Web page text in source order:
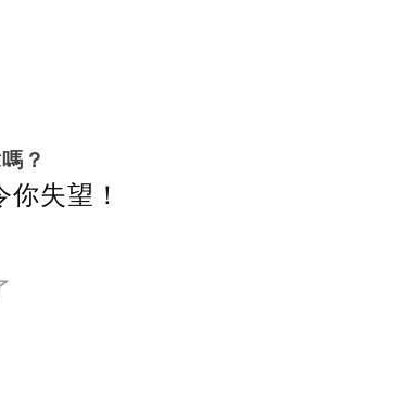
？
失望！